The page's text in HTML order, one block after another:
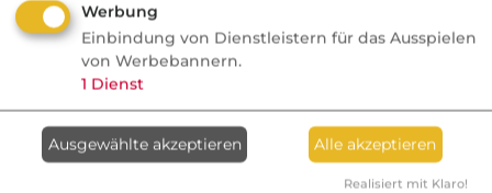
AktuelleNachrichten
05.08.2026
Werbung
Einbindung von Dienstleistern für das Ausspielen
von Werbebannern.
1 Dienst
Ausgewählte akzeptieren Alle akzeptieren
Realisiert mit Klaro!